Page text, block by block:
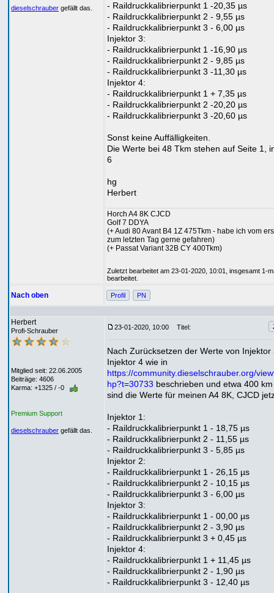
dieselschrauber gefällt das.
- Raildruckkalibrierpunkt 1 -20,35 µs
- Raildruckkalibrierpunkt 2 - 9,55 µs
- Raildruckkalibrierpunkt 3 - 6,00 µs
Injektor 3:
- Raildruckkalibrierpunkt 1 -16,90 µs
- Raildruckkalibrierpunkt 2 - 9,85 µs
- Raildruckkalibrierpunkt 3 -11,30 µs
Injektor 4:
- Raildruckkalibrierpunkt 1 + 7,35 µs
- Raildruckkalibrierpunkt 2 -20,20 µs
- Raildruckkalibrierpunkt 3 -20,60 µs
Sonst keine Auffälligkeiten.
Die Werte bei 48 Tkm stehen auf Seite 1,
6
hg
Herbert
Horch A4 8K CJCD
Golf 7 DDYA
(+ Audi 80 Avant B4 1Z 475Tkm - habe ich vom
zum letzten Tag gerne gefahren)
(+ Passat Variant 32B CY 400Tkm)
Zuletzt bearbeitet am 23-01-2020, 10:01, insgesamt 1-
bearbeitet.
Nach oben Profil PN
Herbert
Profi-Schrauber
Mitglied seit: 22.06.2005
Beiträge: 4606
Karma: +1325 / -0
Premium Support
dieselschrauber gefällt das.
23-01-2020, 10:00 Titel:
Nach Zurücksetzen der Werte von Injektor
Injektor 4 wie in
https://community.dieselschrauber.org/
hp?t=30733 beschrieben und etwa 400
sind die Werte für meinen A4 8K, CJCD
Injektor 1:
- Raildruckkalibrierpunkt 1 - 18,75 µs
- Raildruckkalibrierpunkt 2 - 11,55 µs
- Raildruckkalibrierpunkt 3 - 5,85 µs
Injektor 2:
- Raildruckkalibrierpunkt 1 - 26,15 µs
- Raildruckkalibrierpunkt 2 - 10,15 µs
- Raildruckkalibrierpunkt 3 - 6,00 µs
Injektor 3:
- Raildruckkalibrierpunkt 1 - 00,00 µs
- Raildruckkalibrierpunkt 2 - 3,90 µs
- Raildruckkalibrierpunkt 3 + 0,45 µs
Injektor 4:
- Raildruckkalibrierpunkt 1 + 11,45 µs
- Raildruckkalibrierpunkt 2 - 1,90 µs
- Raildruckkalibrierpunkt 3 - 12,40 µs